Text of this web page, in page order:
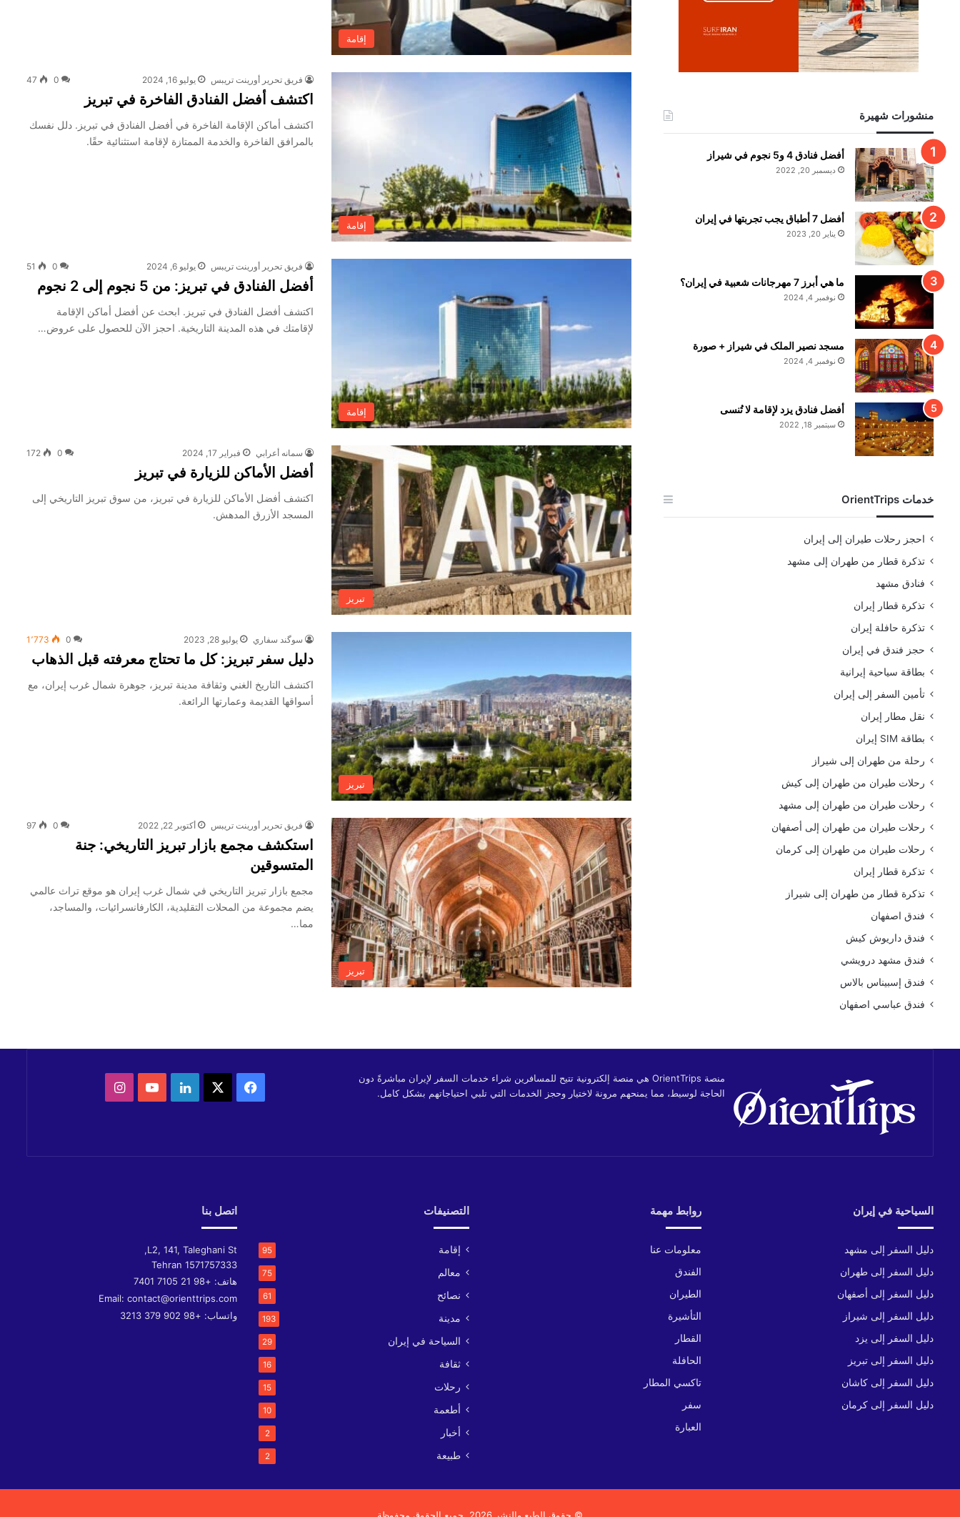
إقامة
إقامة
فريق تحرير أورينت تريبس يوليو 16, 2024 0
47
اكتشف أفضل الفنادق الفاخرة في تبريز
اكتشف أماكن الإقامة الفاخرة في أفضل الفنادق في تبريز. دلل نفسك
بالمرافق الفاخرة والخدمة الممتازة لإقامة استثنائية حقًا.
إقامة
فريق تحرير أورينت تريبس يوليو 6, 2024 0
51
أفضل الفنادق في تبريز: من 5 نجوم إلى 2 نجوم
اكتشف أفضل الفنادق في تبريز. ابحث عن أفضل أماكن الإقامة
لإقامتك في هذه المدينة التاريخية. احجز الآن للحصول على عروض…
تبريز
سمانه أعرابي فبراير 17, 2024 0
172
أفضل الأماكن للزيارة في تبريز
اكتشف أفضل الأماكن للزيارة في تبريز، من سوق تبريز التاريخي إلى
المسجد الأزرق المدهش.
تبريز
سوگند سفاري يوليو 28, 2023 0 1٬773
دليل سفر تبريز: كل ما تحتاج معرفته قبل الذهاب
اكتشف التاريخ الغني وثقافة مدينة تبريز، جوهرة شمال غرب إيران، مع
أسواقها القديمة وعمارتها الرائعة.
تبريز
فريق تحرير أورينت تريبس أكتوبر 22, 2022 0
97
استكشف مجمع بازار تبريز التاريخي: جنة
المتسوقين
مجمع بازار تبريز التاريخي في شمال غرب إيران هو موقع تراث عالمي
يضم مجموعة من المحلات التقليدية، الكارفانسرائيات، والمساجد،
مما…
منشورات شهيرة
أفضل فنادق 4 و5 نجوم في شيراز
ديسمبر 20, 2022
أفضل 7 أطباق يجب تجربتها في إيران
يناير 20, 2023
ما هي أبرز 7 مهرجانات شعبية في إيران؟
نوفمبر 4, 2024
مسجد نصير الملک في شيراز + صورة
نوفمبر 4, 2024
أفضل فنادق يزد لإقامة لا تُنسى
سبتمبر 18, 2022
خدمات OrientTrips
احجز رحلات طيران إلى إيران
تذكرة قطار من طهران إلى مشهد
فنادق مشهد
تذكرة قطار إيران
تذكرة حافلة إيران
حجز فندق في إيران
بطاقة سياحية إيرانية
تأمين السفر إلى إيران
نقل مطار إيران
بطاقة SIM إيران
رحلة من طهران إلى شيراز
رحلات طيران من طهران إلى كيش
رحلات طيران من طهران إلى مشهد
رحلات طيران من طهران إلى أصفهان
رحلات طيران من طهران إلى كرمان
تذكرة قطار إيران
تذكرة قطار من طهران إلى شيراز
فندق اصفهان
فندق داريوش كيش
فندق مشهد درويشي
فندق إسبيناس بالاس
فندق عباسي اصفهان
منصة OrientTrips هي منصة إلكترونية تتيح للمسافرين شراء خدمات السفر لإيران مباشرةً دون
الحاجة لوسيط، مما يمنحهم مرونة لاختيار وحجز الخدمات التي تلبي احتياجاتهم بشكل كامل.
فيسبوك
‫X لينكدإن‫YouTubeانستقرام
السياحية في إيران
دليل السفر إلى مشهد
دليل السفر إلى طهران
دليل السفر إلى أصفهان
دليل السفر إلى شيراز
دليل السفر إلى يزد
دليل السفر إلى تبريز
دليل السفر إلى كاشان
دليل السفر إلى كرمان
روابط مهمة
معلومات عنا
الفندق
الطيران
التأشيرة
القطار
الحافلة
تاكسي المطار
سفر
العبارة
التصنيفات
إقامة 95
معالم 75
نصائح 61
مدينة 193
السياحة في إيران 29
ثقافة 16
رحلات 15
أطعمة 10
أخبار 2
طبيعة 2
اتصل بنا
L2, 141, Taleghani St,
Tehran 1571757333
هاتف: +98 21 7105 7401
Email: contact@orienttrips.com
واتساب: +98 902 379 3213